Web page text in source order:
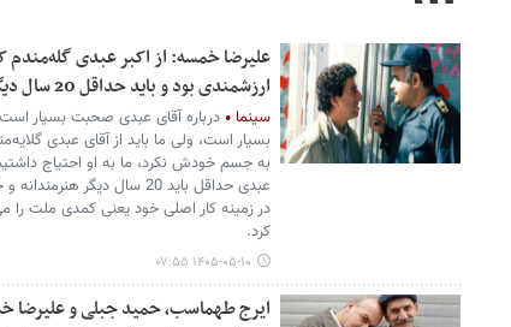
علیرضا خمسه: از اکبر عبدی گله‌مندم
ارزشمندی بود و باید حداقل 20 سال دیگر می‌ماند
سینما
درباره آقای عبدی صحبت بسیار
بسیار است، ولی ما باید از آقای عبدی
عبدی حداقل باید 20 سال
در زمینه کار اصلی خود یعنی کمدی ملت را
کرد.
۱۴۰۵-۰۵-۱۰ ۰۷:۵۵
ایرج طهماسب، حمید جبلی و